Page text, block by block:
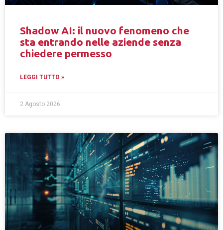
Shadow AI: il nuovo fenomeno che
sta entrando nelle aziende senza
chiedere permesso
LEGGI TUTTO »
2 Agosto 2026